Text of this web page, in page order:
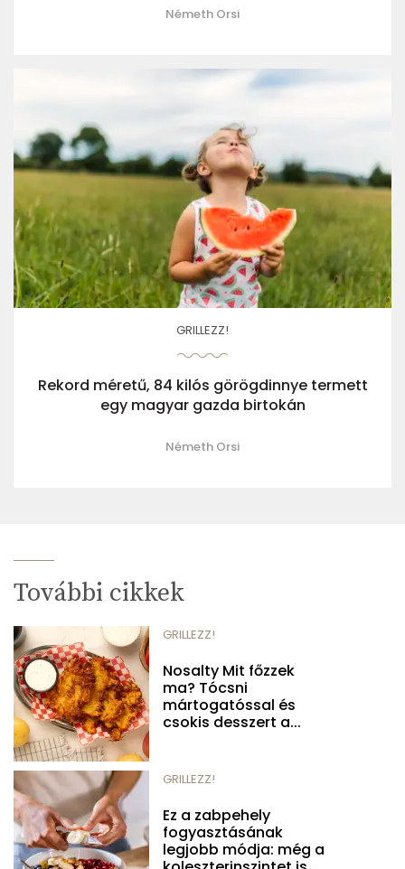
Németh Orsi
GRILLEZZ!
Rekord méretű, 84 kilós görögdinnye termett
egy magyar gazda birtokán
Németh Orsi
További cikkek
GRILLEZZ!
Nosalty Mit főzzek
ma? Tócsni
mártogatóssal és
csokis desszert a...
GRILLEZZ!
Ez a zabpehely
fogyasztásának
legjobb módja: még a